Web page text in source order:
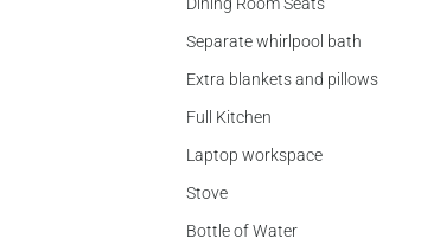
Separate whirlpool bath
Extra blankets and pillows
Full Kitchen
Laptop workspace
Stove
Bottle of Water